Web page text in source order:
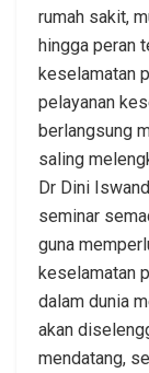
rumah sakit,
hingga peran
keselamatan
pelayanan
berlangsung
saling
Dr Dini
seminar
guna
keselamatan
dalam dunia
akan
mendatang,